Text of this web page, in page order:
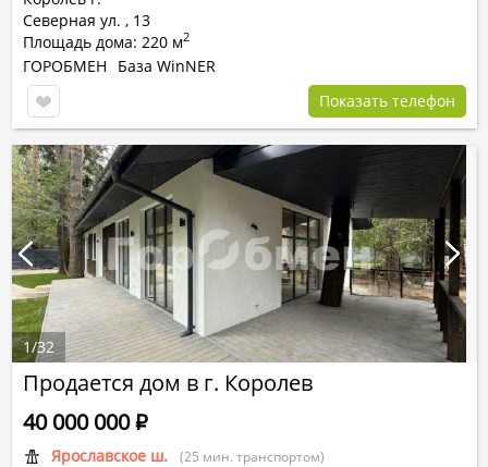
Северная ул. , 13
Площадь дома: 220 м2
ГОРОБМЕН
База WinNER
Показать телефон
Продается дом в г. Королев
Ярославское ш. (25 мин. транспортом)
40 000 000Р
1/32